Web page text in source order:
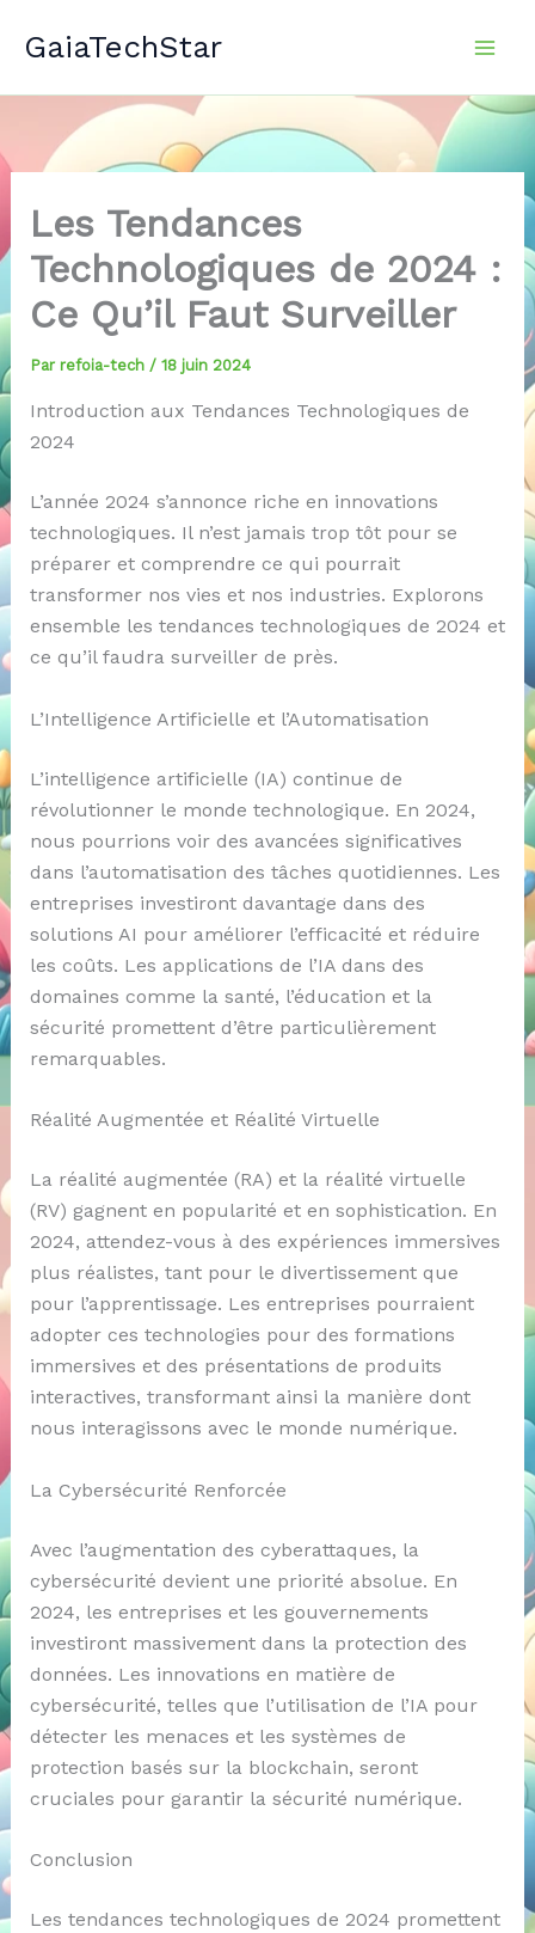
GaiaTechStar
Les Tendances
Technologiques de 2024 :
Ce Qu’il Faut Surveiller
Par refoia-tech / 18 juin 2024
Introduction aux Tendances Technologiques de
2024
L’année 2024 s’annonce riche en innovations
technologiques. Il n’est jamais trop tôt pour se
préparer et comprendre ce qui pourrait
transformer nos vies et nos industries. Explorons
ensemble les tendances technologiques de 2024 et
ce qu’il faudra surveiller de près.
L’Intelligence Artificielle et l’Automatisation
L’intelligence artificielle (IA) continue de
révolutionner le monde technologique. En 2024,
nous pourrions voir des avancées significatives
dans l’automatisation des tâches quotidiennes. Les
entreprises investiront davantage dans des
solutions AI pour améliorer l’efficacité et réduire
les coûts. Les applications de l’IA dans des
domaines comme la santé, l’éducation et la
sécurité promettent d’être particulièrement
remarquables.
Réalité Augmentée et Réalité Virtuelle
La réalité augmentée (RA) et la réalité virtuelle
(RV) gagnent en popularité et en sophistication. En
2024, attendez-vous à des expériences immersives
plus réalistes, tant pour le divertissement que
pour l’apprentissage. Les entreprises pourraient
adopter ces technologies pour des formations
immersives et des présentations de produits
interactives, transformant ainsi la manière dont
nous interagissons avec le monde numérique.
La Cybersécurité Renforcée
Avec l’augmentation des cyberattaques, la
cybersécurité devient une priorité absolue. En
2024, les entreprises et les gouvernements
investiront massivement dans la protection des
données. Les innovations en matière de
cybersécurité, telles que l’utilisation de l’IA pour
détecter les menaces et les systèmes de
protection basés sur la blockchain, seront
cruciales pour garantir la sécurité numérique.
Conclusion
Les tendances technologiques de 2024 promettent